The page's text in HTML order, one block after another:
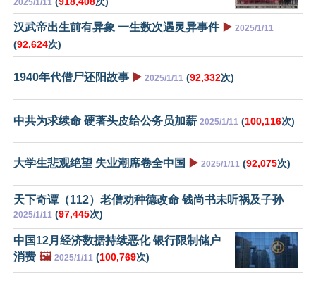
2025/1/11
汉武帝出生前有异象 一生数次遇灵异事件 ▶️ 2025/1/11
(92,624次)
1940年代借尸还阳故事 ▶️ 2025/1/11 (92,332次)
中共为求续命 硬著头皮给公务员加薪 2025/1/11 (100,116次)
大学生悲观绝望 失业潮席卷全中国 ▶️ 2025/1/11 (92,075次)
天下奇谭（112）老僧劝种德改命 钱尚书未听祸及子孙
2025/1/11 (97,445次)
中国12月经济数据持续恶化 银行限制储户
消费 🖼️ 2025/1/11 (100,769次)